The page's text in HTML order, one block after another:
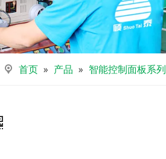
首页 » 产品 » 智能控制面板系列